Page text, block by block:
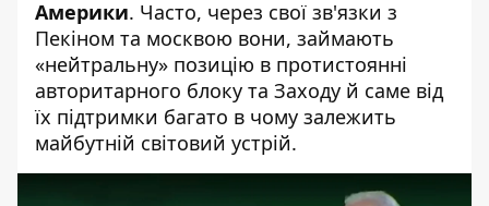
Америки. Часто, через свої зв'язки з
Пекіном та москвою вони, займають
«нейтральну» позицію в протистоянні
авторитарного блоку та Заходу й саме від
їх підтримки багато в чому залежить
майбутній світовий устрій.